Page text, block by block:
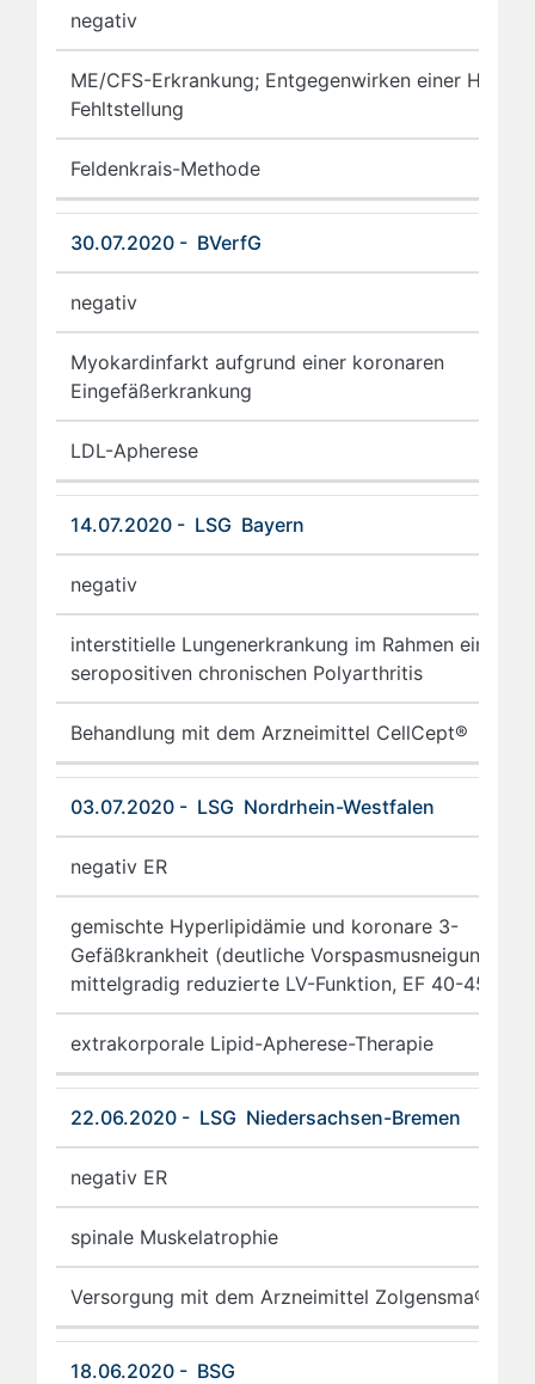
negativ
ME/CFS-Erkrankung; Entgegenwirken einer HWS-
Fehltstellung
Feldenkrais-Methode
30.07.2020 - BVerfG
negativ
Myokardinfarkt aufgrund einer koronaren
Eingefäßerkrankung
LDL-Apherese
14.07.2020 - LSG Bayern
negativ
interstitielle Lungenerkrankung im Rahmen einer
seropositiven chronischen Polyarthritis
Behandlung mit dem Arzneimittel CellCept®
03.07.2020 - LSG Nordrhein-Westfalen
negativ ER
gemischte Hyperlipidämie und koronare 3-
Gefäßkrankheit (deutliche Vorspasmusneigung,
mittelgradig reduzierte LV-Funktion, EF 40-45%)
extrakorporale Lipid-Apherese-Therapie
22.06.2020 - LSG Niedersachsen-Bremen
negativ ER
spinale Muskelatrophie
Versorgung mit dem Arzneimittel Zolgensma®
18.06.2020 - BSG